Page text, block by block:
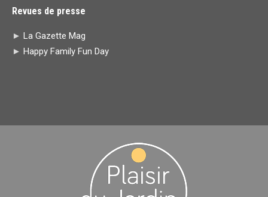
Revues de presse
► La Gazette Mag
► Happy Family Fun Day